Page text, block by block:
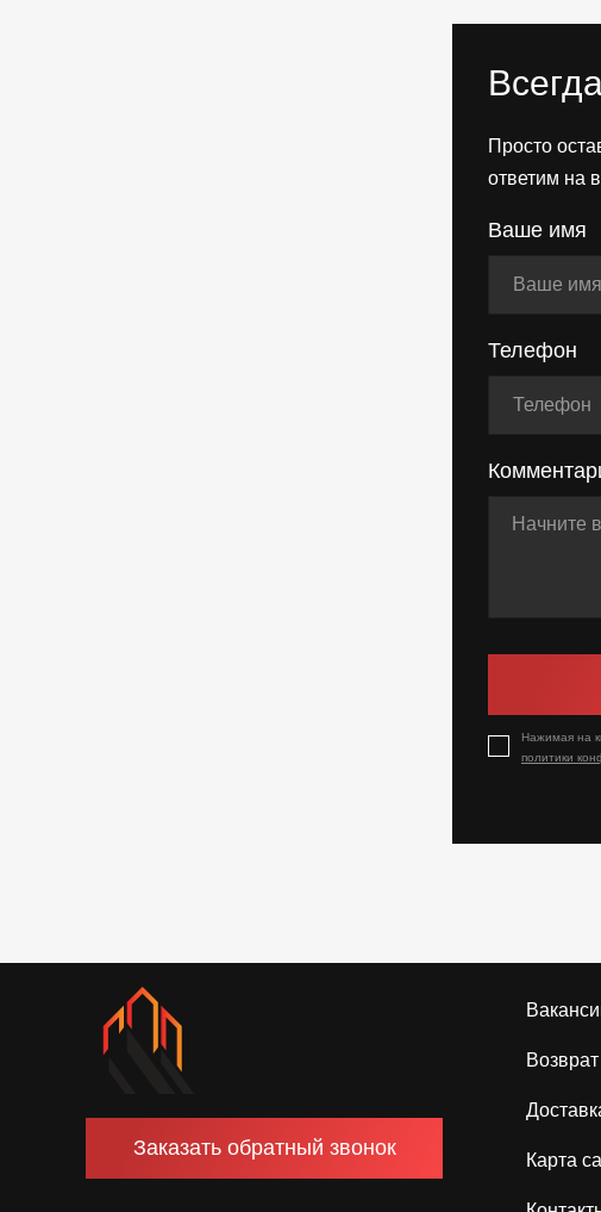
Просто
ответим на
Ваше имя
Телефон
Нажимая на
политики
Заказать обратный звонок
Возврат
Карта